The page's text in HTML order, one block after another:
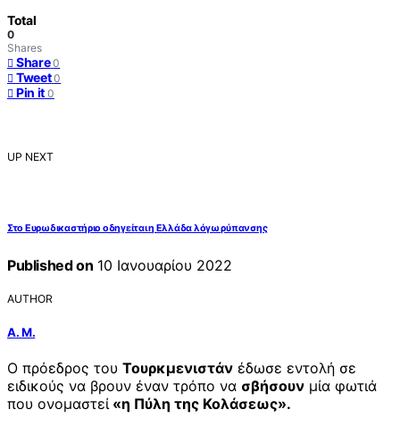
Total
0
Shares
Share 0
Tweet 0
Pin it 0
UP NEXT
Στο Ευρωδικαστήριο οδηγείται η Ελλάδα λόγω ρύπανσης
Published on 10 Ιανουαρίου 2022
AUTHOR
Α. Μ.
Ο πρόεδρος του Τουρκμενιστάν έδωσε εντολή σε
ειδικούς να βρουν έναν τρόπο να σβήσουν μία φωτιά
που ονομαστεί«η Πύλη της Κολάσεως».